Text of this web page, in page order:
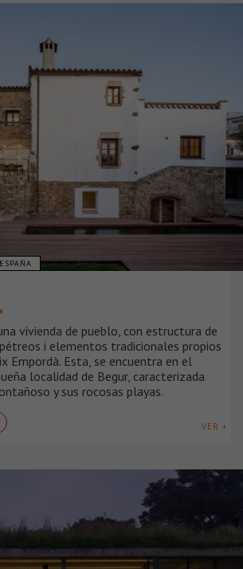
ESPAÑA
vivienda de pueblo, con estructura de
i elementos tradicionales propios
Empordà. Esta, se encuentra en el
localidad de Begur, caracterizada
y sus rocosas playas.
VER +